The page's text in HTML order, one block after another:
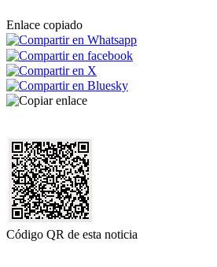
Enlace copiado
Código QR de esta noticia